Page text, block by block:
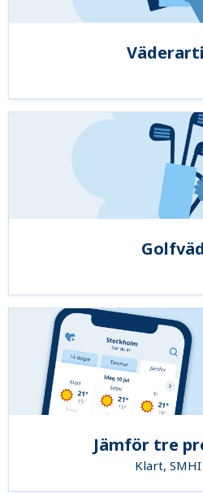
Jämför tre
Klart,